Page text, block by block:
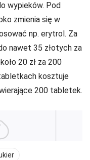
wypieków. Pod
zmienia się w
np. erytrol. Za
nawet 35 złotych za
20 zł za 200
kosztuje
200 tabletek.